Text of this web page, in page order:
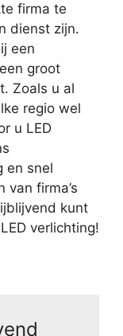
firma te
dienst zijn.
een
groot
Zoals u al
regio wel
u LED
en snel
firma’s
kunt
verlichting!